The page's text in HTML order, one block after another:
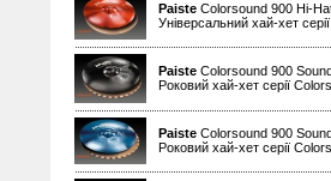
Paiste Colorsound 900 Hi-
Універсальний хай-хет
Paiste Colorsound 900
Роковий хай-хет серії
Paiste Colorsound 900
Роковий хай-хет серії